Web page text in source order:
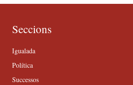
Seccions
Igualada
Política
Successos